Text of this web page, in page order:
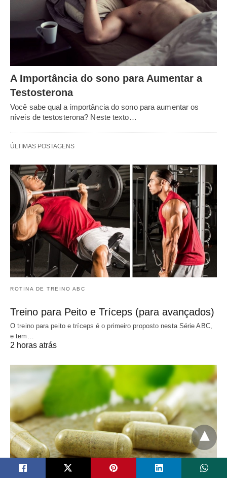
A Importância do sono para Aumentar a
Testosterona
Você sabe qual a importância do sono para aumentar os
níveis de testosterona? Neste texto…
ÚLTIMAS POSTAGENS
ROTINA DE TREINO ABC
Treino para Peito e Tríceps (para avançados)
O treino para peito e tríceps é o primeiro proposto nesta Série ABC,
e tem…
2 horas atrás